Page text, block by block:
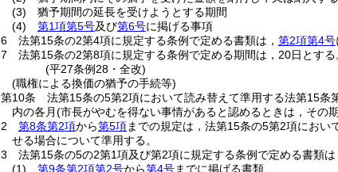
(3)
猶予期間の延長を受けようとする期間
(4)
第1項第5号及び第6号に掲げる事項
6
法第15条の2第4項に規定する条例で定める書類は， 第2項第4号
7
法第15条の2第8項に規定する条例で定める期間は，20日とする
(平27条例28・全改)
(職権による換価の猶予の手続等)
第10条
法第15条の5第2項において読み替えて準用する法第15
内の各月(市長がやむを得ない事情があると認めるときは，その
2
第8条第2項から第5項までの規定は，法第15条の5第2項にお
せる場合について準用する。
3
法第15条の5の2第1項及び第2項に規定する条例で定める書類は
(1)
第9条第2項第2号から第4号までに掲げる書類